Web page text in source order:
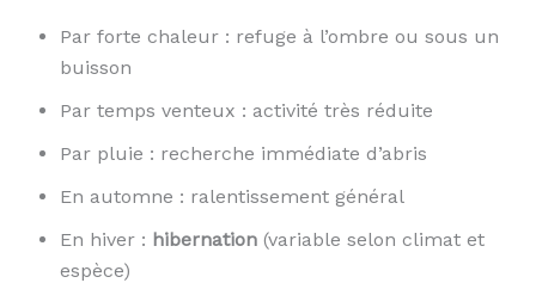
Par forte chaleur : refuge à l’ombre ou sous un
buisson
Par temps venteux : activité très réduite
Par pluie : recherche immédiate d’abris
En automne : ralentissement général
En hiver : hibernation (variable selon climat et
espèce)